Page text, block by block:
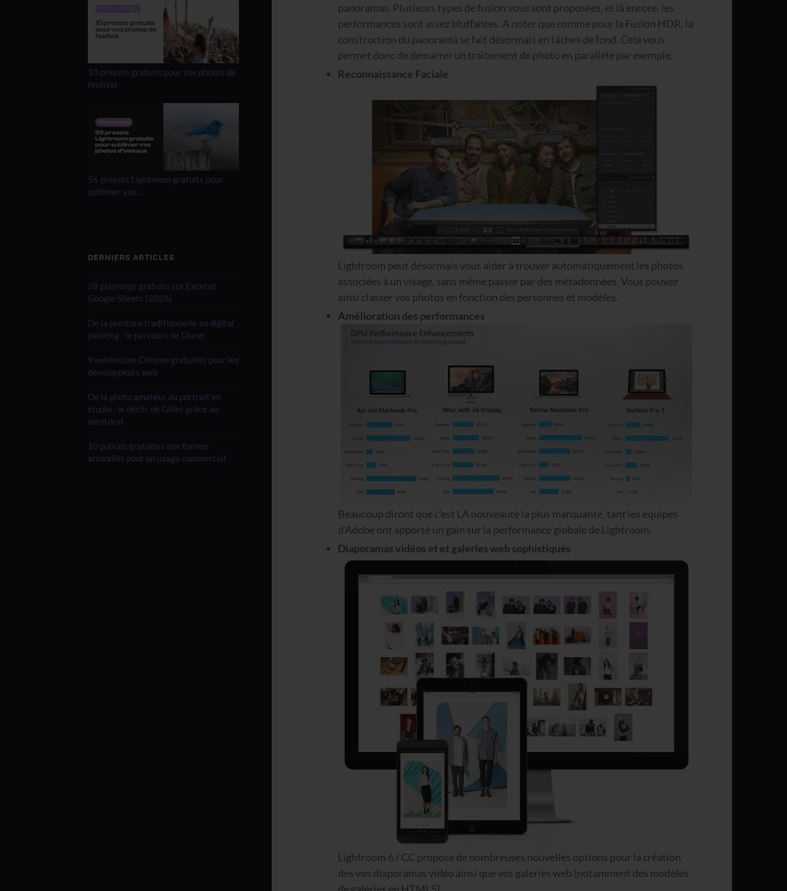
10 presets gratuits pour vos photos de
festival
56 presets Lightroom gratuits pour
sublimer vos…
DERNIERS ARTICLES
28 plannings gratuits sur Excel et
Google Sheets (2026)
De la peinture traditionnelle au digital
painting : le parcours de Diane
9 extensions Chrome gratuites pour les
développeurs web
De la photo amateur au portrait en
studio : le déclic de Gilles grâce au
mentorat
10 polices gratuites aux formes
arrondies pour un usage commercial
panoramas. Plusieurs types de fusion vous sont proposées, et là encore, les
performances sont assez bluffantes. A noter que comme pour la Fusion HDR, la
construction du panorama se fait désormais en tâches de fond. Cela vous
permet donc de démarrer un traitement de photo en parallèle par exemple.
Reconnaissance Faciale
Lightroom peut désormais vous aider à trouver automatiquement les photos
associées à un visage, sans même passer par des métadonnées. Vous pouvez
ainsi classer vos photos en fonction des personnes et modèles.
Amélioration des performances
Beaucoup diront que c’est LA nouveauté la plus marquante, tant les équipes
d’Adobe ont apporté un gain sur la performance globale de Lightroom.
Diaporamas vidéos et et galeries web sophistiqués
Lightroom 6 / CC propose de nombreuses nouvelles options pour la création
des vos diaporamas vidéo ainsi que vos galeries web (notamment des modèles